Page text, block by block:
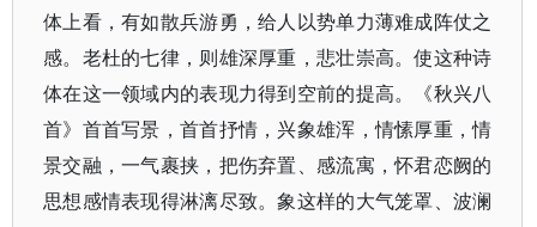
体上看，有如散兵游勇，给人以势单力薄难成阵仗之
感。老杜的七律，则雄深厚重，悲壮崇高。使这种诗
体在这一领域内的表现力得到空前的提高。《秋兴八
首》首首写景，首首抒情，兴象雄浑，情愫厚重，情
景交融，一气裹挟，把伤弃置、感流寓，怀君恋阙的
思想感情表现得淋漓尽致。象这样的大气笼罩、波澜